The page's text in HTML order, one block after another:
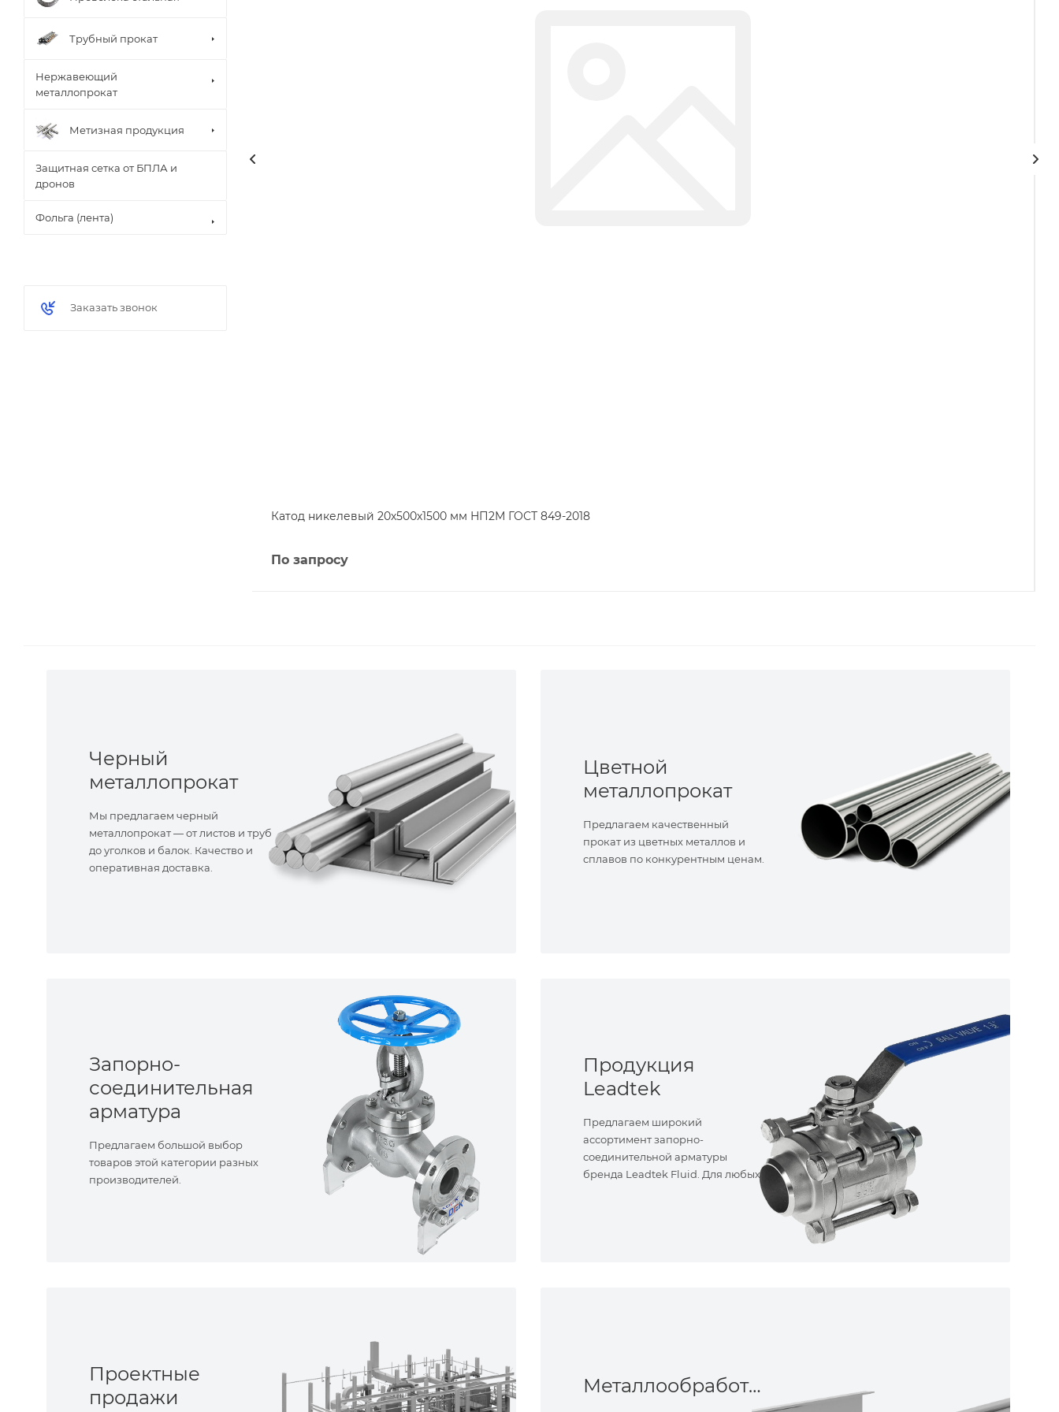
Катод никелевый 20х500х1500 мм НП2М ГОСТ 849-2018
По запросу
Трубный прокат
Нержавеющий
металлопрокат
Метизная продукция
Защитная сетка от БПЛА и
дронов
Фольга (лента)
Заказать звонок
Черный
металлопрокат
Мы предлагаем черный
металлопрокат — от листов и труб
до уголков и балок. Качество и
оперативная доставка.
Цветной
металлопрокат
Предлагаем качественный
прокат из цветных металлов и
сплавов по конкурентным ценам.
Запорно-
соединительная
арматура
Предлагаем большой выбор
товаров этой категории разных
производителей.
Продукция
Leadtek
Предлагаем широкий
ассортимент запорно-
соединительной арматуры
бренда Leadtek Fluid. Для любых
Проектные
продажи
Металлообработка